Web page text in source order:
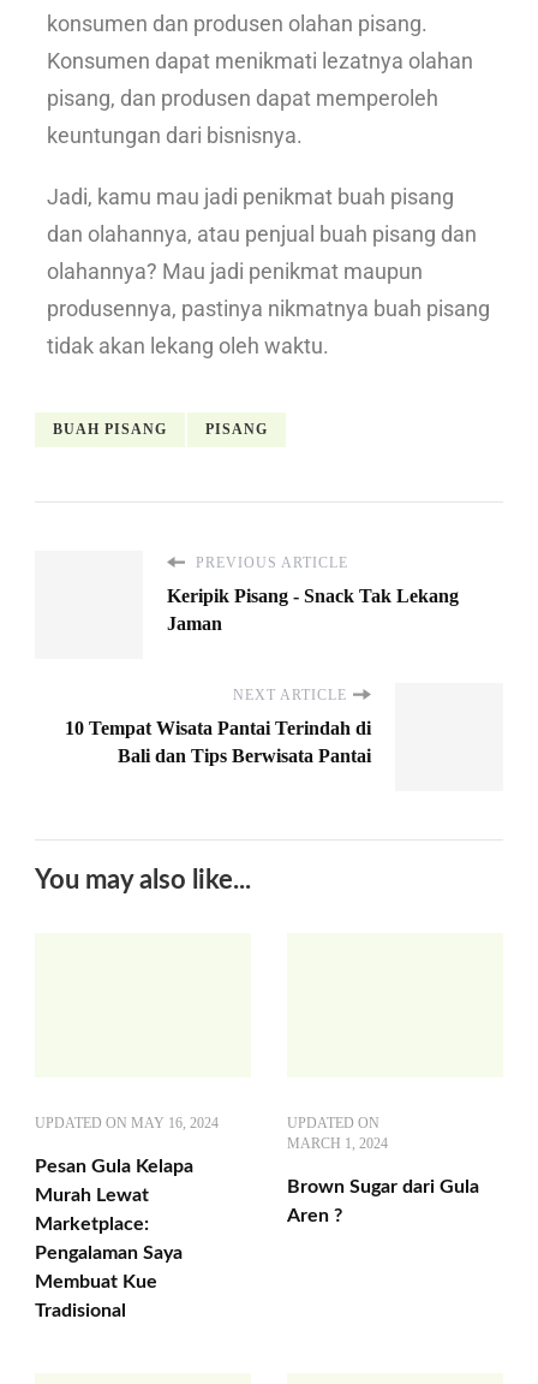
konsumen dan produsen olahan pisang.
Konsumen dapat menikmati lezatnya olahan
pisang, dan produsen dapat memperoleh
keuntungan dari bisnisnya.
Jadi, kamu mau jadi penikmat buah pisang
dan olahannya, atau penjual buah pisang dan
olahannya? Mau jadi penikmat maupun
produsennya, pastinya nikmatnya buah pisang
tidak akan lekang oleh waktu.
BUAH PISANG PISANG
PREVIOUS ARTICLE
Keripik Pisang - Snack Tak Lekang
Jaman
NEXT ARTICLE
10 Tempat Wisata Pantai Terindah di
Bali dan Tips Berwisata Pantai
You may also like...
UPDATED ON MAY 16, 2024
Pesan Gula Kelapa
Murah Lewat
Marketplace:
Pengalaman Saya
Membuat Kue
Tradisional
UPDATED ON
MARCH 1, 2024
Brown Sugar dari Gula
Aren ?